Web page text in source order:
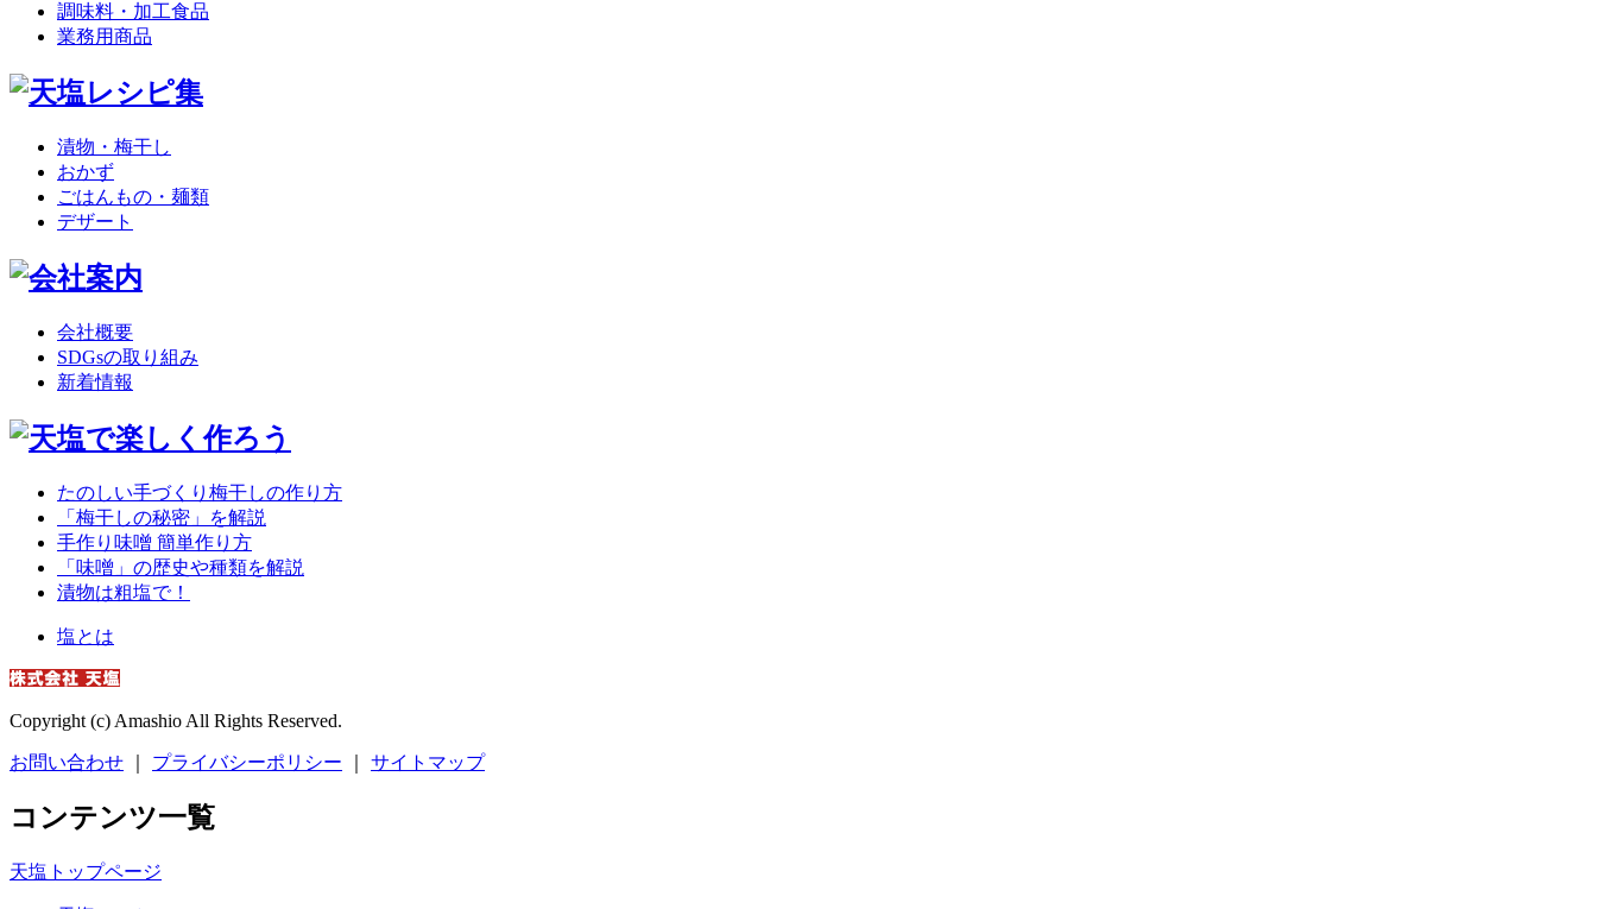
調味料・加工食品
業務用商品
漬物・梅干し
おかず
ごはんもの・麺類
デザート
会社概要
SDGsの取り組み
新着情報
たのしい手づくり梅干しの作り方
「梅干しの秘密」を解説
手作り味噌 簡単作り方
「味噌」の歴史や種類を解説
漬物は粗塩で！
塩とは
Copyright (c) Amashio All Rights Reserved.
お問い合わせ プライバシーポリシー サイトマップ
コンテンツ一覧
天塩トップページ